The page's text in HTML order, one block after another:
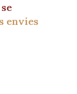
envies